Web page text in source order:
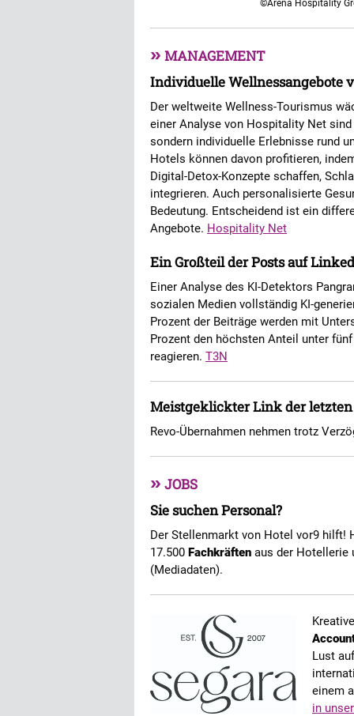
©Arena Hospitality
» MANAGEMENT
Individuelle Wellnessangebote
Der weltweite Wellness-Tourismus
einer Analyse von Hospitality Net
sondern individuelle Erlebnisse rund
Hotels können davon profitieren,
Digital-Detox-Konzepte schaffen,
integrieren. Auch personalisierte
Bedeutung. Entscheidend ist ein
Angebote. Hospitality Net
Ein Großteil der Posts auf
Einer Analyse des KI-Detektors
sozialen Medien vollständig KI-
Prozent der Beiträge werden mit
Prozent den höchsten Anteil unter
reagieren. T3N
Meistgeklickter Link der letzten
Revo-Übernahmen nehmen trotz
» JOBS
Sie suchen Personal?
Der Stellenmarkt von Hotel vor9 hilft!
17.500 Fachkräften aus der Hotellerie
(Mediadaten).
Lust
einem
in